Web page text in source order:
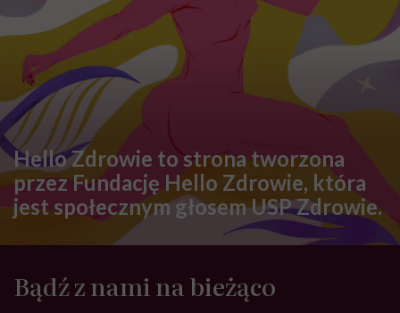
Hello Zdrowie to strona tworzona
przez Fundację Hello Zdrowie, która
jest społecznym głosem USP Zdrowie.
Bądź z nami na bieżąco